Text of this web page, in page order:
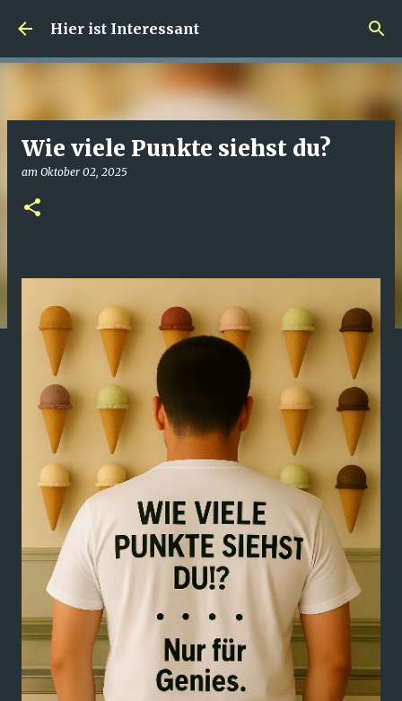
Direkt zum Hauptbereich
Hier ist Interessant
Wie viele Punkte siehst du?
am Oktober 02, 2025